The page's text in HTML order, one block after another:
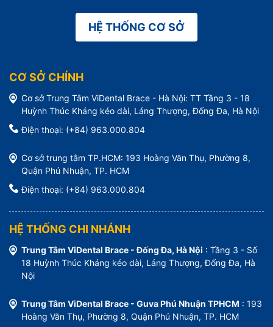
HỆ THỐNG CƠ SỞ
CƠ SỞ CHÍNH
Cơ sở Trung Tâm ViDental Brace - Hà Nội: TT Tầng 3 - 18
Huỳnh Thúc Kháng kéo dài, Láng Thượng, Đống Đa, Hà Nội
Điện thoại: (+84) 963.000.804
Cơ sở trung tâm TP.HCM: 193 Hoàng Văn Thụ, Phường 8,
Quận Phú Nhuận, TP. HCM
Điện thoại: (+84) 963.000.804
HỆ THỐNG CHI NHÁNH
Trung Tâm ViDental Brace - Đống Đa, Hà Nội : Tầng 3 - Số
18 Huỳnh Thúc Kháng kéo dài, Láng Thượng, Đống Đa, Hà
Nội
Trung Tâm ViDental Brace - Guva Phú Nhuận TPHCM : 193
Hoàng Văn Thụ, Phường 8, Quận Phú Nhuận, TP. HCM